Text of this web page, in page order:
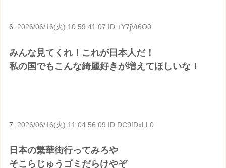
6:2026/06/16(火) 10:59:41.07 ID:+Y7jVt6O0
みんな見てくれ！これが日本人だ！
私の国でもこんな綺麗好きが増えてほしいな！
7: 2026/06/16(火) 11:04:56.09 ID:DC9fDxLL0
日本の繁華街行ってみろや
そこらじゅうゴミだらけやぞ